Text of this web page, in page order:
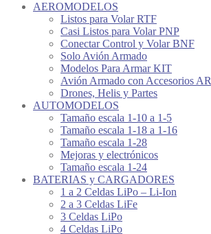
AEROMODELOS
Listos para Volar RTF
Casi Listos para Volar PNP
Conectar Control y Volar BNF
Solo Avión Armado
Modelos Para Armar KIT
Avión Armado con Accesorios
Drones, Helis y Partes
AUTOMODELOS
Tamaño escala 1-10 a 1-5
Tamaño escala 1-18 a 1-16
Tamaño escala 1-28
Mejoras y electrónicos
Tamaño escala 1-24
BATERIAS y CARGADORES
1 a 2 Celdas LiPo – Li-Ion
2 a 3 Celdas LiFe
3 Celdas LiPo
4 Celdas LiPo